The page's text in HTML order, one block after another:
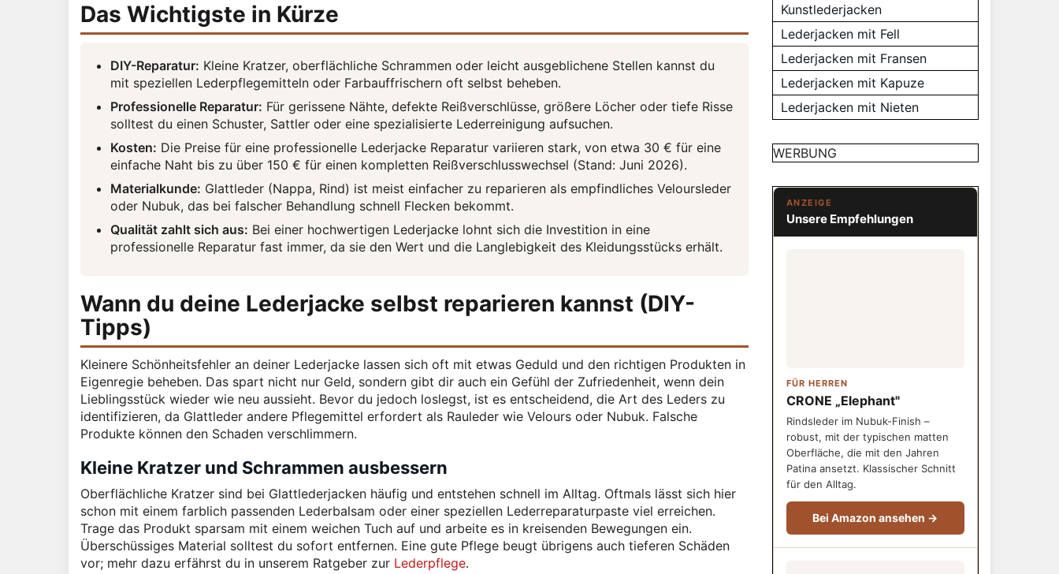
Das Wichtigste in Kürze
DIY-Reparatur: Kleine Kratzer, oberflächliche Schrammen oder leicht ausgeblichene Stellen kannst du
mit speziellen Lederpflegemitteln oder Farbauffrischern oft selbst beheben.
Professionelle Reparatur: Für gerissene Nähte, defekte Reißverschlüsse, größere Löcher oder tiefe Risse
solltest du einen Schuster, Sattler oder eine spezialisierte Lederreinigung aufsuchen.
Kosten: Die Preise für eine professionelle Lederjacke Reparatur variieren stark, von etwa 30 € für eine
einfache Naht bis zu über 150 € für einen kompletten Reißverschlusswechsel (Stand: Juni 2026).
Materialkunde: Glattleder (Nappa, Rind) ist meist einfacher zu reparieren als empfindliches Veloursleder
oder Nubuk, das bei falscher Behandlung schnell Flecken bekommt.
Qualität zahlt sich aus: Bei einer hochwertigen Lederjacke lohnt sich die Investition in eine
professionelle Reparatur fast immer, da sie den Wert und die Langlebigkeit des Kleidungsstücks erhält.
Wann du deine Lederjacke selbst reparieren kannst (DIY-
Tipps)
Kleinere Schönheitsfehler an deiner Lederjacke lassen sich oft mit etwas Geduld und den richtigen Produkten in
Eigenregie beheben. Das spart nicht nur Geld, sondern gibt dir auch ein Gefühl der Zufriedenheit, wenn dein
Lieblingsstück wieder wie neu aussieht. Bevor du jedoch loslegst, ist es entscheidend, die Art des Leders zu
identifizieren, da Glattleder andere Pflegemittel erfordert als Rauleder wie Velours oder Nubuk. Falsche
Produkte können den Schaden verschlimmern.
Kleine Kratzer und Schrammen ausbessern
Oberflächliche Kratzer sind bei Glattlederjacken häufig und entstehen schnell im Alltag. Oftmals lässt sich hier
schon mit einem farblich passenden Lederbalsam oder einer speziellen Lederreparaturpaste viel erreichen.
Trage das Produkt sparsam mit einem weichen Tuch auf und arbeite es in kreisenden Bewegungen ein.
Überschüssiges Material solltest du sofort entfernen. Eine gute Pflege beugt übrigens auch tieferen Schäden
vor; mehr dazu erfährst du in unserem Ratgeber zur Lederpflege.
Kunstlederjacken
Lederjacken mit Fell
Lederjacken mit Fransen
Lederjacken mit Kapuze
Lederjacken mit Nieten
WERBUNG
ANZEIGE
Unsere Empfehlungen
FÜR HERREN
CRONE „Elephant"
Rindsleder im Nubuk-Finish –
robust, mit der typischen matten
Oberfläche, die mit den Jahren
Patina ansetzt. Klassischer Schnitt
für den Alltag.
Bei Amazon ansehen →